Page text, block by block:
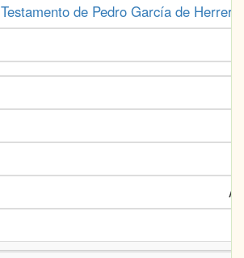
Testamento de Pedro García de